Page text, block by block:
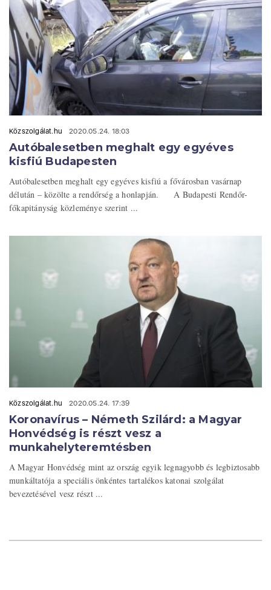
Közszolgálat.hu 2020.05.24. 18:03
Autóbalesetben meghalt egy egyéves
kisfiú Budapesten
Autóbalesetben meghalt egy egyéves kisfiú a fővárosban vasárnap
délután – közölte a rendőrség a honlapján. A Budapesti Rendőr-
főkapitányság közleménye szerint ...
Közszolgálat.hu 2020.05.24. 17:39
Koronavírus – Németh Szilárd: a Magyar
Honvédség is részt vesz a
munkahelyteremtésben
A Magyar Honvédség mint az ország egyik legnagyobb és legbiztosabb
munkáltatója a speciális önkéntes tartalékos katonai szolgálat
bevezetésével vesz részt ...